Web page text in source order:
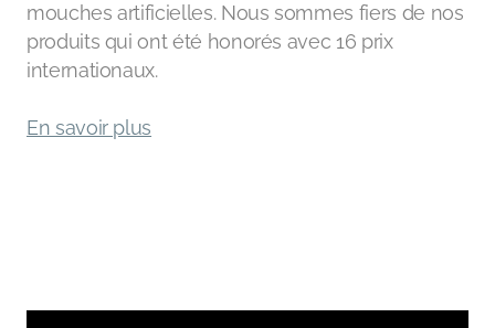
mouches artificielles. Nous sommes fiers de nos
produits qui ont été honorés avec 16 prix
internationaux.
En savoir plus